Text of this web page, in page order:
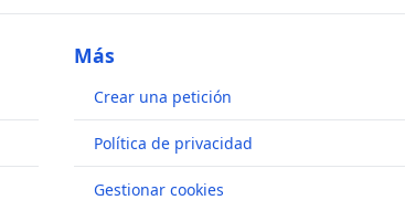
Más
Crear una petición
Política de privacidad
Gestionar cookies